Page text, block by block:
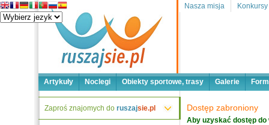
Nasza misja Konkursy
Artykuły Noclegi Obiekty sportowe, trasy Galerie
Zaproś znajomych do ruszajsie.pl Dostęp zabroniony
Aby uzyskać dostęp do